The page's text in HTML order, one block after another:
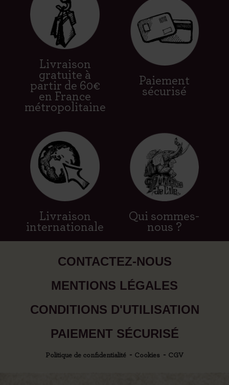
Livraison
gratuite à
partir de 60€
en France
métropolitaine
Paiement
sécurisé
Livraison
internationale
Qui sommes-
nous ?
CONTACTEZ-NOUS
MENTIONS LÉGALES
CONDITIONS D'UTILISATION
PAIEMENT SÉCURISÉ
Politique de confidentialité Cookies CGV